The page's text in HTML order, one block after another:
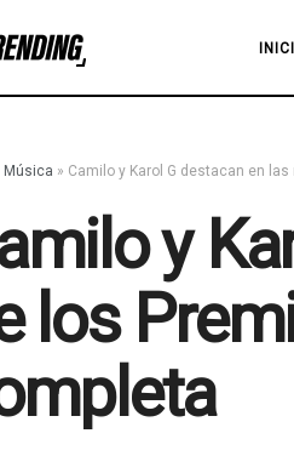
Música » Camilo y Karol G destacan en
y
los